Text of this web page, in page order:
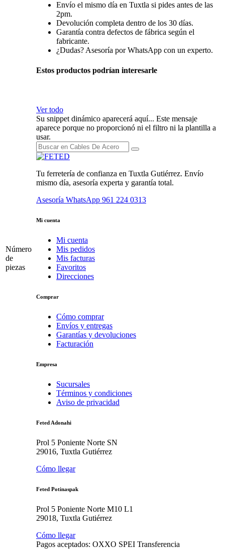
Número
de
piezas
Envío el mismo día en Tuxtla si pides antes de las
2pm.
Devolución completa dentro de los 30 días.
Garantía contra defectos de fábrica según el
fabricante.
¿Dudas? Asesoría por WhatsApp con un experto.
Estos productos podrían interesarle
Ver todo
Su snippet dinámico aparecerá aquí... Este mensaje
aparece porque no proporcionó ni el filtro ni la plantilla a
usar.
Tu ferretería de confianza en Tuxtla Gutiérrez. Envío
mismo día, asesoría experta y garantía total.
Asesoría WhatsApp 961 224 0313
Mi cuenta
Mi cuenta
Mis pedidos
Mis facturas
Favoritos
Direcciones
Comprar
Cómo comprar
Envíos y entregas
Garantías y devoluciones
Facturación
Empresa
Sucursales
Términos y condiciones
Aviso de privacidad
Feted Adonahi
Prol 5 Poniente Norte SN
29016, Tuxtla Gutiérrez
Cómo llegar
Feted Potinaspak
Prol 5 Poniente Norte M10 L1
29018, Tuxtla Gutiérrez
Cómo llegar
Pagos aceptados: OXXO SPEI Transferencia